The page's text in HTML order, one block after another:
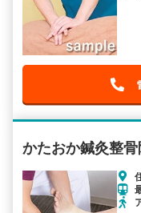
かたおか鍼灸整骨